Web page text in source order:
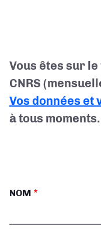
Vous êtes sur
CNRS
Vos données et
à tous moments.
NOM